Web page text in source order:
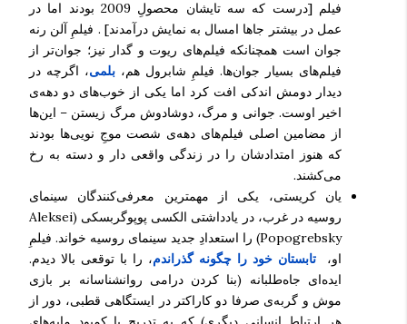
فیلم [درست که سه تایشان محصولِ 2009 بودند اما در
عمل در بیشتر جاها امسال به نمایش درآمدند] . فیلمِ آلن رنه
جوان است همچنانکه فیلم‌های ریوت و گدار نیز؛ جوان‌تر از
فیلم‌های بسیار جوان‌ها. فیلمِ شابرول هم، بلمی، اگرچه در
دیدار دومش اندکی افت کرد اما یکی از خوب‌های دو دهه‌ی
اخیر اوست. جوانی و مرگ، دوشادوش مرگ زیستن – این‌ها
از مضامین اصلی فیلم‌های دهه‌ی شصت موجِ نویی‌ها بودند
که هنوز امتدادشان را در زندگی واقعی دار و دسته به رخ
می‌کشند.
یان کریستی، یکی از مهمترین معرفی‌کنندگان سینمای
روسیه در غرب، در یادداشتی الکسی پوپوگربسکی (Aleksei
Popogrebsky) را استعدادِ جدید سینمای روسیه خواند. فیلمِ
او، تابستان خود را چگونه گذراندم، را با توقعی بالا دیدم.
ایده‌ای جاه‌طلبانه (بنا کردن درامی روانشناسانه بر بازی
موش و گربه‌ی صرفا دو کاراکتر در ایستگاهی قطبی، دور از